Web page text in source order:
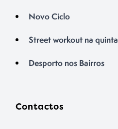
Novo Ciclo
Street workout na quinta
Desporto nos Bairros
Contactos